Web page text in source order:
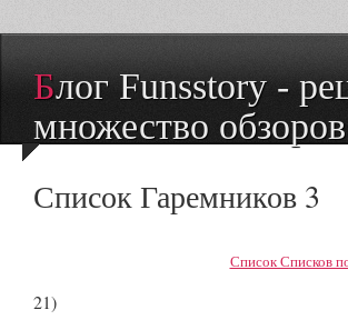
Блог Funsstory - рецензии на книги и
множество
Список Гаремников 3
Список Списков
21)